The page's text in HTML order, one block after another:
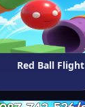
Red Ball Flight